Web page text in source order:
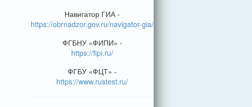
Навигатор ГИА -
https://obrnadzor.gov.ru/navigator-gia/
ФГБНУ «ФИПИ» -
https://fipi.ru/
ФГБУ «ФЦТ» -
https://www.rustest.ru/